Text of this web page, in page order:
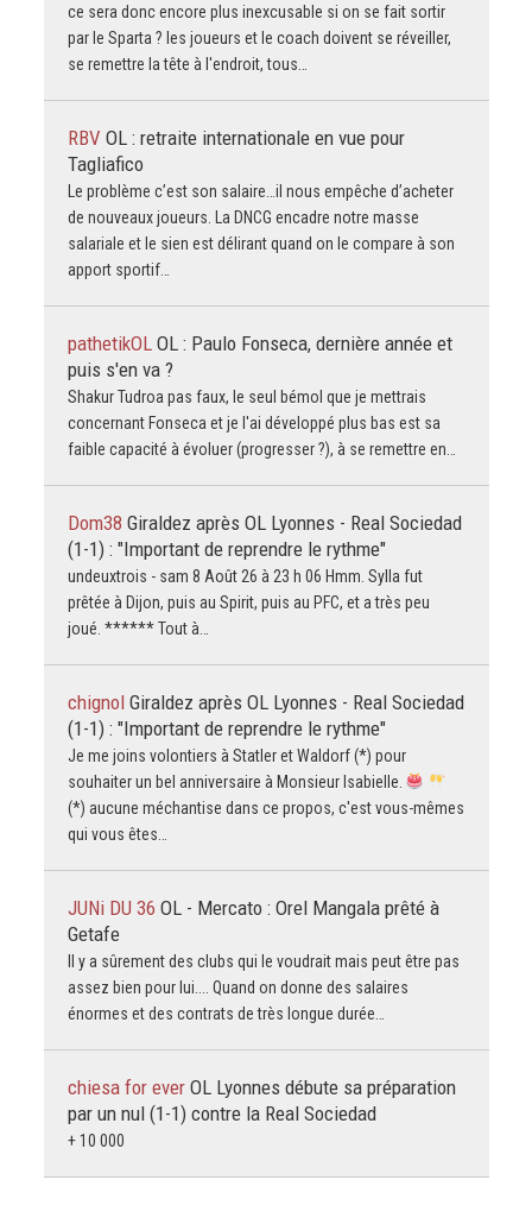
ce sera donc encore plus inexcusable si on se fait sortir
par le Sparta ? les joueurs et le coach doivent se réveiller,
se remettre la tête à l'endroit, tous…
RBV OL : retraite internationale en vue pour
Tagliafico
Le problème c’est son salaire…il nous empêche d’acheter
de nouveaux joueurs. La DNCG encadre notre masse
salariale et le sien est délirant quand on le compare à son
apport sportif…
pathetikOL OL : Paulo Fonseca, dernière année et
puis s'en va ?
Shakur Tudroa pas faux, le seul bémol que je mettrais
concernant Fonseca et je l'ai développé plus bas est sa
faible capacité à évoluer (progresser ?), à se remettre en…
Dom38 Giraldez après OL Lyonnes - Real Sociedad
(1-1) : "Important de reprendre le rythme"
undeuxtrois - sam 8 Août 26 à 23 h 06 Hmm. Sylla fut
prêtée à Dijon, puis au Spirit, puis au PFC, et a très peu
joué. ****** Tout à…
chignol Giraldez après OL Lyonnes - Real Sociedad
(1-1) : "Important de reprendre le rythme"
Je me joins volontiers à Statler et Waldorf (*) pour
souhaiter un bel anniversaire à Monsieur Isabielle.
(*) aucune méchantise dans ce propos, c'est vous-mêmes
qui vous êtes…
JUNi DU 36 OL - Mercato : Orel Mangala prêté à
Getafe
Il y a sûrement des clubs qui le voudrait mais peut être pas
assez bien pour lui.... Quand on donne des salaires
énormes et des contrats de très longue durée…
chiesa for ever OL Lyonnes débute sa préparation
par un nul (1-1) contre la Real Sociedad
+ 10 000